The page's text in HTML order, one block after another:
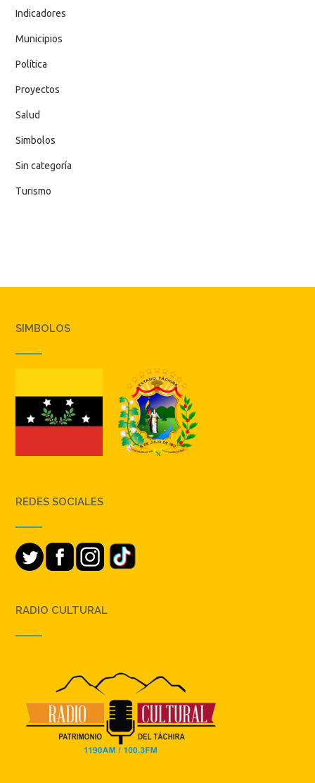
Indicadores
Municipios
Política
Proyectos
Salud
Simbolos
Sin categoría
Turismo
SIMBOLOS
REDES SOCIALES
RADIO CULTURAL